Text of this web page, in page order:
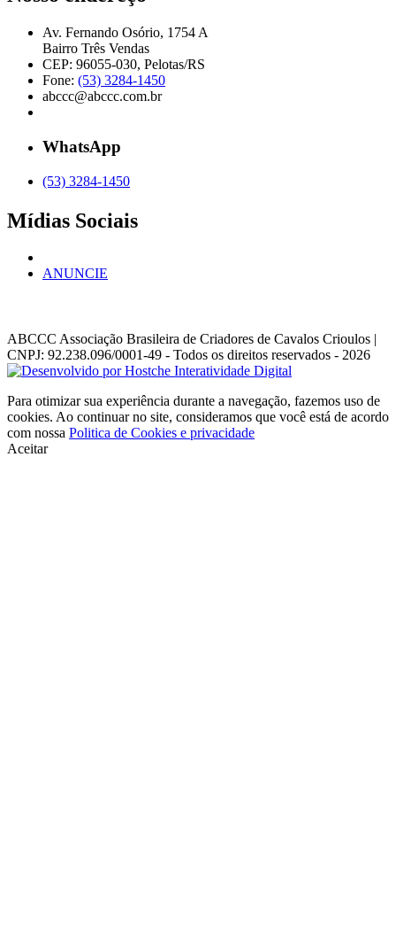
Av. Fernando Osório, 1754 A
Bairro Três Vendas
CEP: 96055-030, Pelotas/RS
Fone: (53) 3284-1450
abccc@abccc.com.br
WhatsApp
(53) 3284-1450
Mídias Sociais
ANUNCIE
ABCCC Associação Brasileira de Criadores de Cavalos Crioulos |
CNPJ: 92.238.096/0001-49 - Todos os direitos reservados - 2026
Para otimizar sua experiência durante a navegação, fazemos uso de
cookies. Ao continuar no site, consideramos que você está de acordo
com nossa Politica de Cookies e privacidade
Aceitar